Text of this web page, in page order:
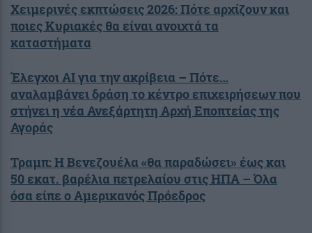
Χειμερινές εκπτώσεις 2026: Πότε αρχίζουν και
ποιες Κυριακές θα είναι ανοιχτά τα
καταστήματα
Έλεγχοι ΑΙ για την ακρίβεια – Πότε…
αναλαμβάνει δράση το κέντρο επιχειρήσεων που
στήνει η νέα Ανεξάρτητη Αρχή Εποπτείας της
Αγοράς
Τραμπ: Η Βενεζουέλα «θα παραδώσει» έως και
50 εκατ. βαρέλια πετρελαίου στις ΗΠΑ – Όλα
όσα είπε ο Αμερικανός Πρόεδρος